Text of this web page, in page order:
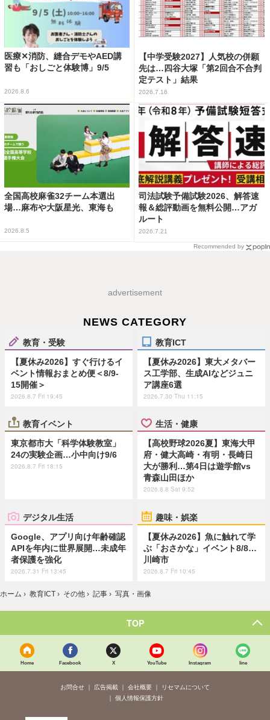
医療✕消防、縫合デモやAED講
習も「おしごと体験博」9/5
2026.8.6
【中学受験2027】人気校の併願
先は…四谷大塚「第2回合不合判
定テスト」結果
2026.7.16
全国高校麻雀32チーム本選出
場…麻布や大阪星光、東海も
2026.8.5
司法試験予備試験2026、解答速
報＆総評動画を無料公開…アガ
ルート
2026.7.21
Recommended by
advertisement
NEWS CATEGORY
教育・受験
【夏休み2026】すぐ行けるイ
ベント情報おまとめ便＜8/9-
15開催＞
2026.8.7 Fri 19:45
教育ICT
【夏休み2026】東大メタバー
ス工学部、生成AIなどジュニ
ア講座6選
2026.7.30 Thu 11:15
教育イベント
東京都市大「科学体験教室」
24の実験企画…小中向け9/6
2026.8.7 Fri 18:15
生活・健康
【高校野球2026夏】東海大甲
府・健大高崎・有明・長崎日
大が勝利…第4日は遊学館vs
青森山田ほか
2026.8.8 Sat 9:52
デジタル生活
Google、アプリ向け年齢確認
APIを年内に世界展開…未成年
者保護を強化
2026.7.31 Fri 13:45
趣味・娯楽
【夏休み2026】魚に触れて学
ぶ「おさかな」イベント8/8…
川崎市
2026.8.7 Fri 10:45
ホーム › 教育ICT › その他 › 記事 › 写真・画像
TOP
Home Facebook X YouTube Instagram line
お問合せ 広告掲載 会社概要
リセマムについて
個人情報保護方針